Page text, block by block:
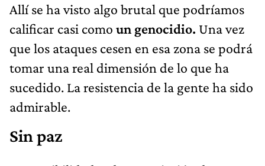
Allí se ha visto algo brutal que podríamos
calificar casi como un genocidio. Una vez
que los ataques cesen en esa zona se podrá
tomar una real dimensión de lo que ha
sucedido. La resistencia de la gente ha sido
admirable.
Sin paz